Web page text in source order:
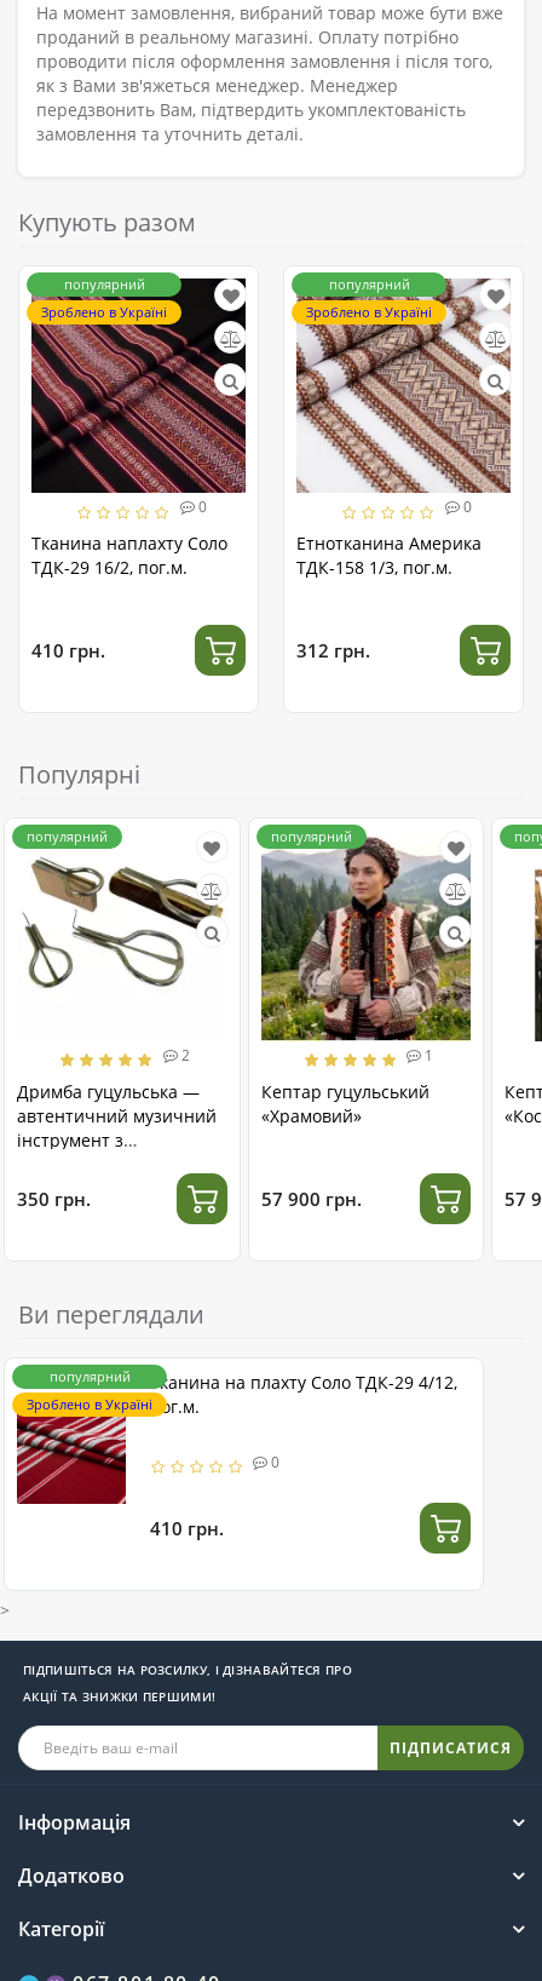
На момент замовлення, вибраний товар може бути вже
проданий в реальному магазині. Оплату потрібно
проводити після оформлення замовлення і після того,
як з Вами зв'яжеться менеджер. Менеджер
передзвонить Вам, підтвердить укомплектованість
замовлення та уточнить деталі.
Купують разом
популярний
Зроблено в Україні
0
Тканина наплахту Соло
ТДК-29 16/2, пог.м.
410 грн.
популярний
Зроблено в Україні
0
Етнотканина Америка
ТДК-158 1/3, пог.м.
312 грн.
Популярні
популярний
2
Дримба гуцульська —
автентичний музичний
інструмент з
350 грн.
популярний
1
Кептар гуцульський
«Храмовий»
57 900 грн. 57
Ви переглядали
популярний
Зроблено в Україні
Тканина на плахту Соло ТДК-29 4/12,
пог.м.
0
410 грн.
>
ПІДПИШІТЬСЯ НА РОЗСИЛКУ, І ДІЗНАВАЙТЕСЯ ПРО
АКЦІЇ ТА ЗНИЖКИ ПЕРШИМИ!
ПІДПИСАТИСЯ
Інформація
Додатково
Категорії